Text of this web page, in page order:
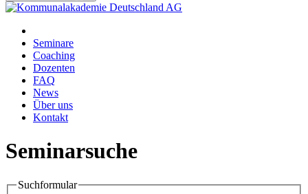
Seminare
Coaching
Dozenten
FAQ
News
Über uns
Kontakt
Seminarsuche
Suchformular